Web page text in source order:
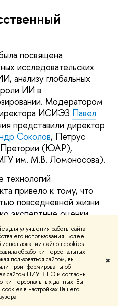
для улучшения работы сайта
его использования. Более
файлов cookies
обработки персональных
пользоваться сайтом, вы
проинформированы об
сайтом НИУ ВШЭ и согласны
персональных данных. Вы
в настройках Вашего
✖
посвящена
исследовательских
анализу глобальных
ИИ в
Модератором
ИСИЭЗ Павел
представили директор
Соколов, Петрус
Претории (ЮАР),
им. М.В. Ломоносова).
технологий
привело к тому, что
повседневной жизни
экспертные оценки
и общества
прогнозы отводят ИИ
инструментов
а наиболее смелые и
радикальные
трансформации.